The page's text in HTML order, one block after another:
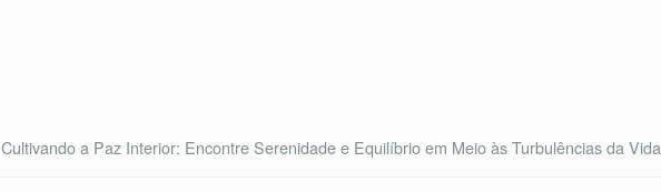
Cultivando a Paz Interior: Encontre Serenidade e Equilíbrio em Meio às Turbulências da Vida